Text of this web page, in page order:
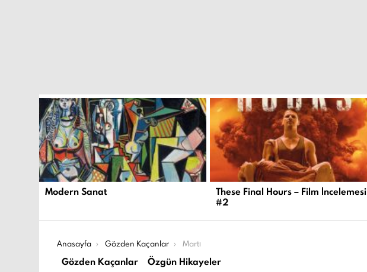
EN
YENI
İÇERIKLER
Modern Sanat
These Final Hours – Film İncelemesi
#2
Şu an buradasın:
Anasayfa Gözden Kaçanlar Martı
Gözden Kaçanlar Özgün Hikayeler